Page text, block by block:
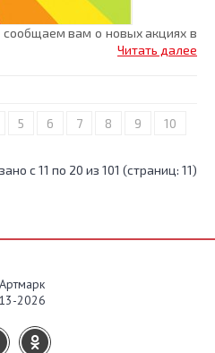
сообщаем вам о новых акциях в
Читать далее
5 6 7 8 9
10
с 11 по 20 из 101 (страниц: 11)
2026